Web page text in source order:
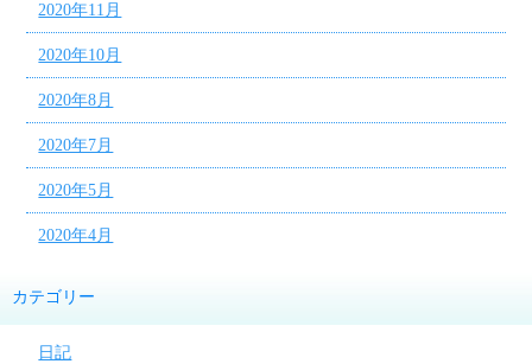
2020年11月
2020年10月
2020年8月
2020年7月
2020年5月
2020年4月
カテゴリー
日記